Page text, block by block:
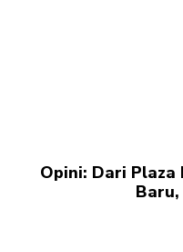
Opini: Dari Plaza
Baru,